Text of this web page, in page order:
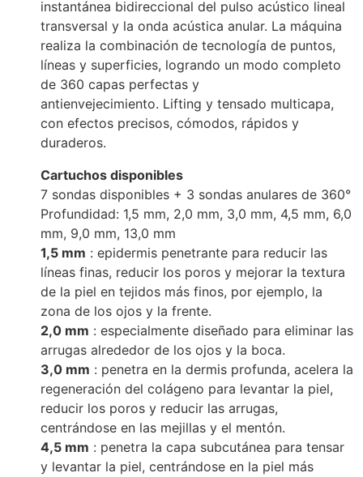
instantánea bidireccional del pulso acústico lineal
transversal y la onda acústica anular. La máquina
realiza la combinación de tecnología de puntos,
líneas y superficies, logrando un modo completo
de 360 ​​capas perfectas y
antienvejecimiento. Lifting y tensado multicapa,
con efectos precisos, cómodos, rápidos y
duraderos.
Cartuchos disponibles
7 sondas disponibles + 3 sondas anulares de 360°
Profundidad: 1,5 mm, 2,0 mm, 3,0 mm, 4,5 mm, 6,0
mm, 9,0 mm, 13,0 mm
1,5 mm : epidermis penetrante para reducir las
líneas finas, reducir los poros y mejorar la textura
de la piel en tejidos más finos, por ejemplo, la
zona de los ojos y la frente.
2,0 mm : especialmente diseñado para eliminar las
arrugas alrededor de los ojos y la boca.
3,0 mm : penetra en la dermis profunda, acelera la
regeneración del colágeno para levantar la piel,
reducir los poros y reducir las arrugas,
centrándose en las mejillas y el mentón.
4,5 mm : penetra la capa subcutánea para tensar
y levantar la piel, centrándose en la piel más